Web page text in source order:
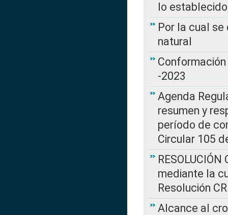
lo
Por la cual
natural
-2023
Agenda
resumen y
período de
Circular 105
mediante la
Resolución
Alcance al